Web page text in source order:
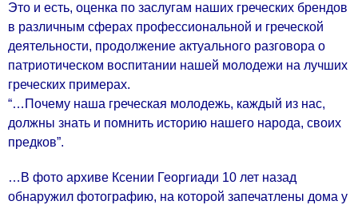
Это и есть, оценка по заслугам наших греческих брендов
в различным сферах профессиональной и греческой
деятельности, продолжение актуального разговора о
патриотическом воспитании нашей молодежи на лучших
греческих примерах.
“…Почему наша греческая молодежь, каждый из нас,
должны знать и помнить историю нашего народа, своих
предков”.
…В фото архиве Ксении Георгиади 10 лет назад
обнаружил фотографию, на которой запечатлены дома у